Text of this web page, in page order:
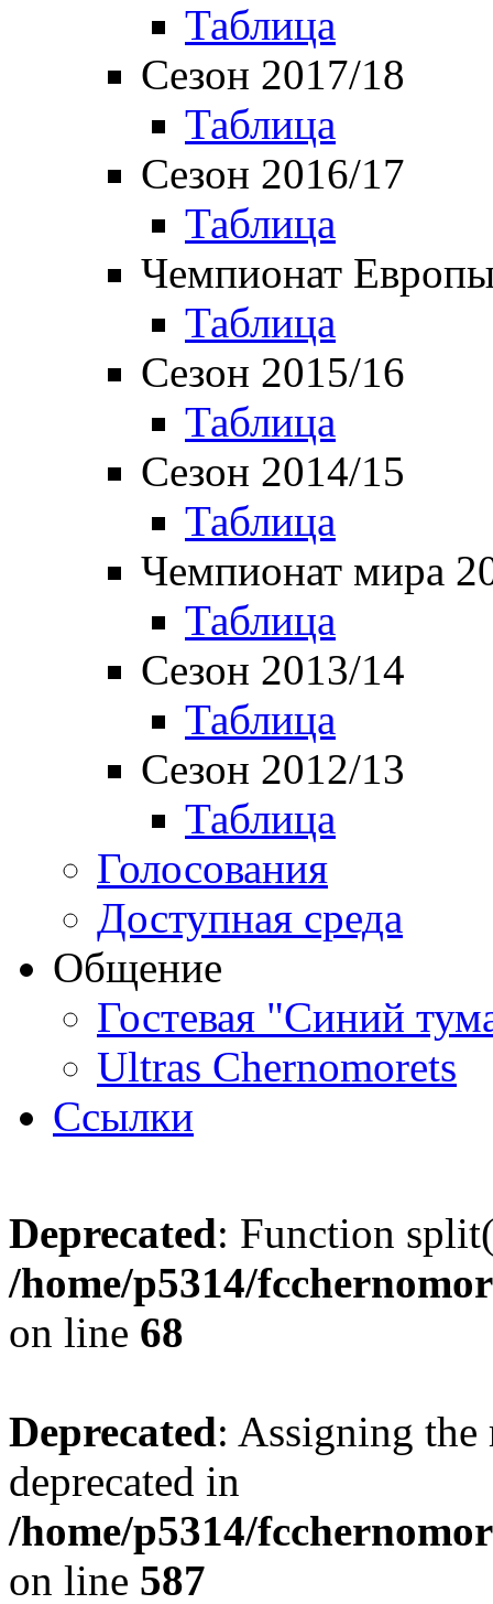
Таблица
Сезон 2017/18
Таблица
Сезон 2016/17
Таблица
Чемпионат
Таблица
Сезон 2015/16
Таблица
Сезон 2014/15
Таблица
Чемпионат мира
Таблица
Сезон 2013/14
Таблица
Сезон 2012/13
Таблица
Голосования
Доступная среда
Общение
Гостевая "Синий
Ultras Chernomorets
Ссылки
Deprecated: Function
/home/p5314/
on line 68
Deprecated: Assigning the
deprecated in
/home/p5314/
on line 587